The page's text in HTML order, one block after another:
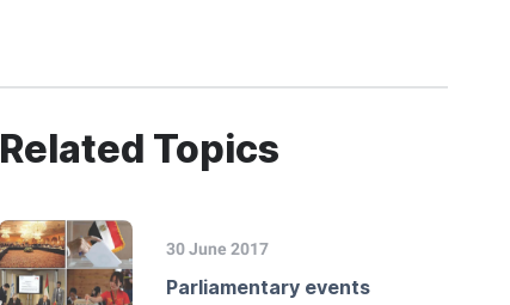
Related Topics
30 June 2017
Parliamentary events